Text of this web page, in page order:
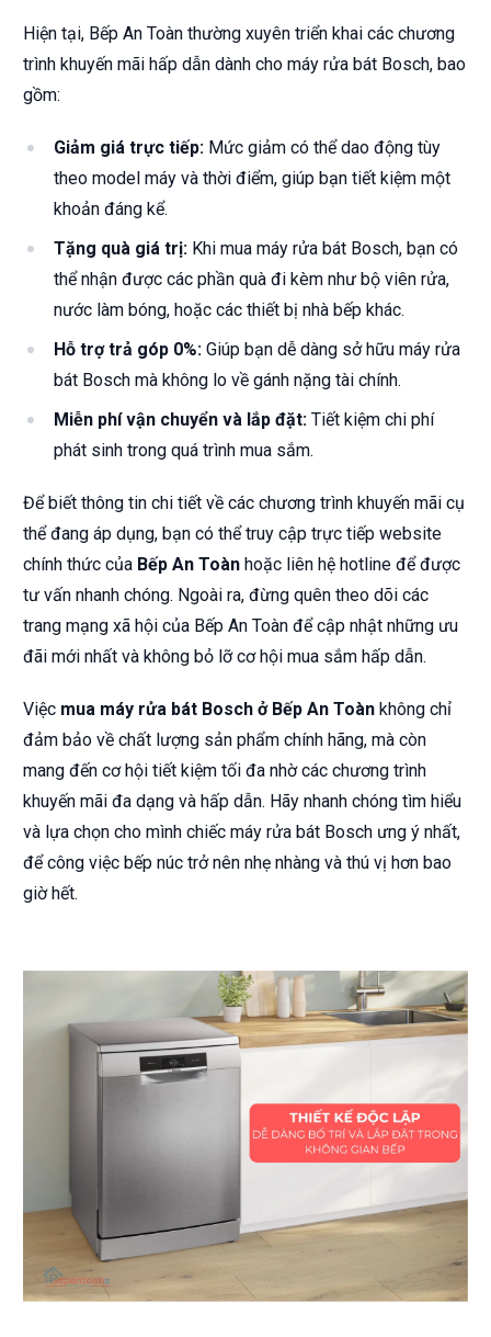
Hiện tại, Bếp An Toàn thường xuyên triển khai các chương
trình khuyến mãi hấp dẫn dành cho máy rửa bát Bosch, bao
gồm:
Giảm giá trực tiếp: Mức giảm có thể dao động tùy
theo model máy và thời điểm, giúp bạn tiết kiệm một
khoản đáng kể.
Tặng quà giá trị: Khi mua máy rửa bát Bosch, bạn có
thể nhận được các phần quà đi kèm như bộ viên rửa,
nước làm bóng, hoặc các thiết bị nhà bếp khác.
Hỗ trợ trả góp 0%: Giúp bạn dễ dàng sở hữu máy rửa
bát Bosch mà không lo về gánh nặng tài chính.
Miễn phí vận chuyển và lắp đặt: Tiết kiệm chi phí
phát sinh trong quá trình mua sắm.
Để biết thông tin chi tiết về các chương trình khuyến mãi cụ
thể đang áp dụng, bạn có thể truy cập trực tiếp website
chính thức của Bếp An Toàn hoặc liên hệ hotline để được
tư vấn nhanh chóng. Ngoài ra, đừng quên theo dõi các
trang mạng xã hội của Bếp An Toàn để cập nhật những ưu
đãi mới nhất và không bỏ lỡ cơ hội mua sắm hấp dẫn.
Việc mua máy rửa bát Bosch ở Bếp An Toàn không chỉ
đảm bảo về chất lượng sản phẩm chính hãng, mà còn
mang đến cơ hội tiết kiệm tối đa nhờ các chương trình
khuyến mãi đa dạng và hấp dẫn. Hãy nhanh chóng tìm hiểu
và lựa chọn cho mình chiếc máy rửa bát Bosch ưng ý nhất,
để công việc bếp núc trở nên nhẹ nhàng và thú vị hơn bao
giờ hết.